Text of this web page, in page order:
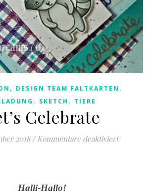
, DESIGN TEAM FALTKARTEN ,
, SKETCH , TIERE
Celebrate
2018 / Kommentare deaktiviertfür Let’s
Halli-Hallo!